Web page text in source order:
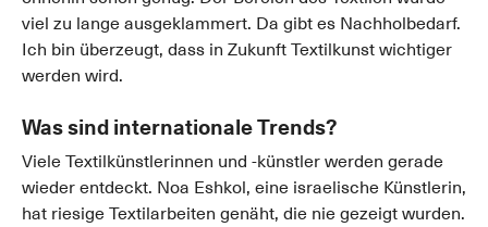
viel zu lange ausgeklammert. Da gibt es Nachholbedarf.
Ich bin überzeugt, dass in Zukunft Textilkunst wichtiger
werden wird.
Was sind internationale Trends?
Viele Textilkünstlerinnen und -künstler werden gerade
wieder entdeckt. Noa Eshkol, eine israelische Künstlerin,
hat riesige Textilarbeiten genäht, die nie gezeigt wurden.